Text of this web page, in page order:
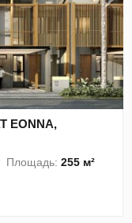
EONNA,
Площадь:255 м²